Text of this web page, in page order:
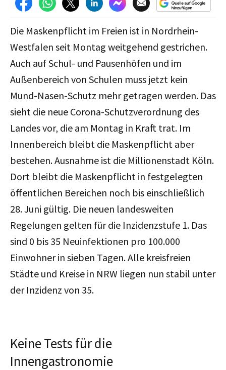
Die Maskenpflicht im Freien ist in Nordrhein-
Westfalen seit Montag weitgehend gestrichen.
Auch auf Schul- und Pausenhöfen und im
Außenbereich von Schulen muss jetzt kein
Mund-Nasen-Schutz mehr getragen werden. Das
sieht die neue Corona-Schutzverordnung des
Landes vor, die am Montag in Kraft trat. Im
Innenbereich bleibt die Maskenpflicht aber
bestehen. Ausnahme ist die Millionenstadt Köln.
Dort bleibt die Maskenpflicht in festgelegten
öffentlichen Bereichen noch bis einschließlich
28. Juni gültig. Die neuen landesweiten
Regelungen gelten für die Inzidenzstufe 1. Das
sind 0 bis 35 Neuinfektionen pro 100.000
Einwohner in sieben Tagen. Alle kreisfreien
Städte und Kreise in NRW liegen nun stabil unter
der Inzidenz von 35.
Keine Tests für die
Innengastronomie